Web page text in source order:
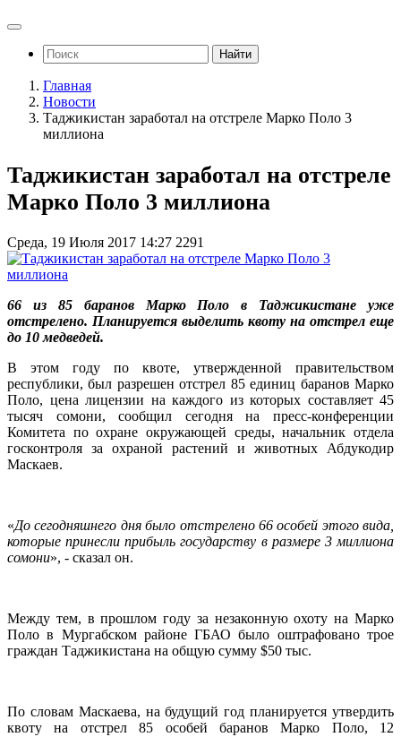
Найти
Главная
Новости
Таджикистан заработал на отстреле Марко Поло 3
миллиона
Таджикистан заработал на отстреле
Марко Поло 3 миллиона
Среда, 19 Июля 2017 14:27 2291
66 из 85 баранов Марко Поло в Таджикистане уже
отстрелено. Планируется выделить квоту на отстрел еще
до 10 медведей.
В этом году по квоте, утвержденной правительством
республики, был разрешен отстрел 85 единиц баранов Марко
Поло, цена лицензии на каждого из которых составляет 45
тысяч сомони, сообщил сегодня на пресс-конференции
Комитета по охране окружающей среды, начальник отдела
госконтроля за охраной растений и животных Абдукодир
Маскаев.
«До сегодняшнего дня было отстрелено 66 особей этого вида,
которые принесли прибыль государству в размере 3 миллиона
сомони», - сказал он.
Между тем, в прошлом году за незаконную охоту на Марко
Поло в Мургабском районе ГБАО было оштрафовано трое
граждан Таджикистана на общую сумму $50 тыс.
По словам Маскаева, на будущий год планируется утвердить
квоту на отстрел 85 особей баранов Марко Поло, 12